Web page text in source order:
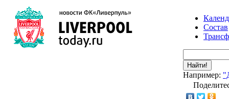
Состав
Найти!
Например: